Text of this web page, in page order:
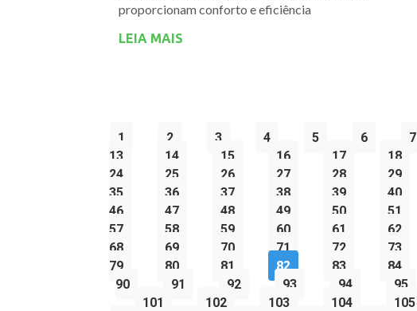
proporcionam conforto e eficiência
LEIA MAIS
1 2 3 4 5 6 7
13
14 15 16 17 18
24
25 26 27 28 29
35
36 37 38 39 40
46
47 48 49 50 51
57
58 59 60 61 62
68
69 70 71 72 73
79
80 81 82 83 84
90
91 92 93 94 95
101
102 103 104 105